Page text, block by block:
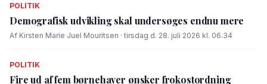
POLITIK
Demografisk udvikling skal undersøges endnu mere
Af Kirsten Marie Juel Mouritsen · tirsdag d. 28. juli 2026 kl. 06.34
POLITIK
Fire ud af fem børnehaver ønsker frokostordning